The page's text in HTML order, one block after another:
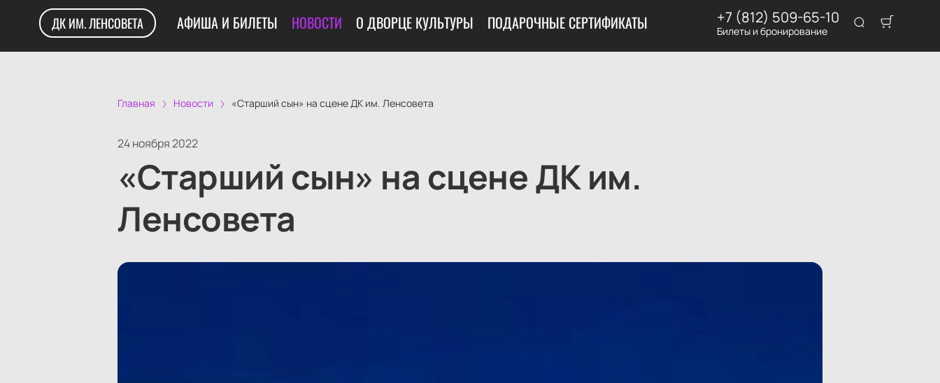
ДК ИМ. ЛЕНСОВЕТА АФИША И БИЛЕТЫ НОВОСТИ О ДВОРЦЕ КУЛЬТУРЫ ПОДАРОЧНЫЕ СЕРТИФИКАТЫ +7 (812) 509-65-10
Билеты и бронирование
Главная Новости «Старший сын» на сцене ДК им. Ленсовета
24 ноября 2022
«Старший сын» на сцене ДК им.
Ленсовета